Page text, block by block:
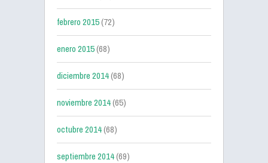
febrero 2015(72)
enero 2015(68)
diciembre 2014(68)
noviembre 2014(65)
octubre 2014(68)
septiembre 2014(69)